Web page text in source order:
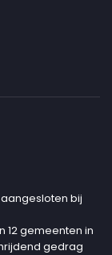
bij
12 gemeenten in
gedrag